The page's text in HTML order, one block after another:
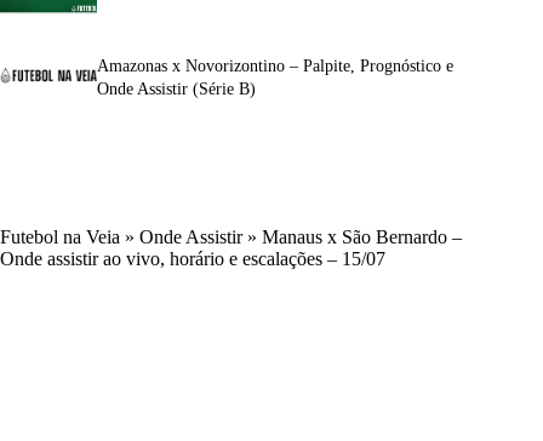
Amazonas x Novorizontino – Palpite, Prognóstico e
Onde Assistir (Série B)
Futebol na Veia » Onde Assistir» Manaus x São Bernardo –
Onde assistir ao vivo, horário e escalações – 15/07